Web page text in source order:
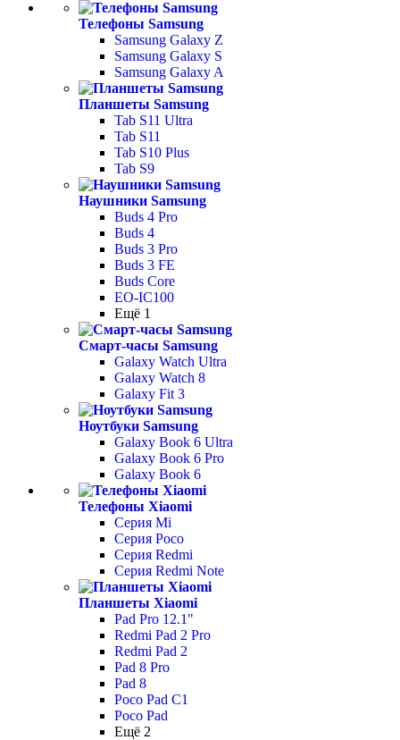
Телефоны Samsung
Samsung Galaxy Z
Samsung Galaxy S
Samsung Galaxy A
Планшеты Samsung
Tab S11 Ultra
Tab S11
Tab S10 Plus
Tab S9
Наушники Samsung
Buds 4 Pro
Buds 4
Buds 3 Pro
Buds 3 FE
Buds Core
EO-IC100
Ещё 1
Смарт-часы Samsung
Galaxy Watch Ultra
Galaxy Watch 8
Galaxy Fit 3
Ноутбуки Samsung
Galaxy Book 6 Ultra
Galaxy Book 6 Pro
Galaxy Book 6
Телефоны Xiaomi
Серия Mi
Серия Poco
Серия Redmi
Серия Redmi Note
Планшеты Xiaomi
Pad Pro 12.1"
Redmi Pad 2 Pro
Redmi Pad 2
Pad 8 Pro
Pad 8
Poco Pad С1
Poco Pad
Ещё 2